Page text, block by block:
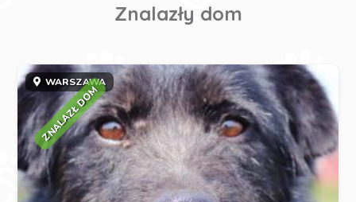
Znalazły dom
WARSZAWA
ZNALAZŁ DOM